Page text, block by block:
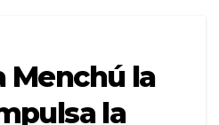
Menchú la
la